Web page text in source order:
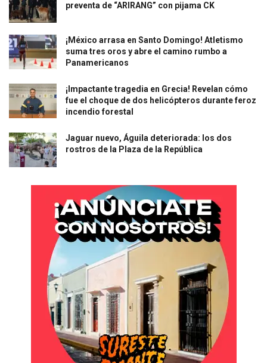
preventa de “ARIRANG” con pijama CK
¡México arrasa en Santo Domingo! Atletismo
suma tres oros y abre el camino rumbo a
Panamericanos
¡Impactante tragedia en Grecia! Revelan cómo
fue el choque de dos helicópteros durante feroz
incendio forestal
Jaguar nuevo, Águila deteriorada: los dos
rostros de la Plaza de la República